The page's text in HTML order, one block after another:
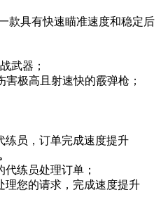
款具有快速瞄准速度和稳定后
武器；
极高且射速快的霰弹枪；
员，订单完成速度提升
练员处理订单；
您的请求，完成速度提升